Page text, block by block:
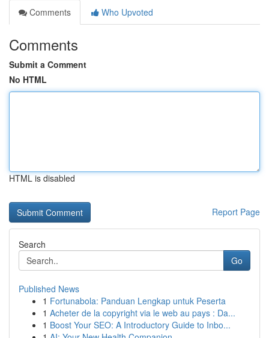
Comments
Who Upvoted
Comments
Submit a Comment
No HTML
HTML is disabled
Report Page
Search
Go
Published News
1 Fortunabola: Panduan Lengkap untuk Peserta
1 Acheter de la copyright via le web au pays : Da...
1 Boost Your SEO: A Introductory Guide to Inbo...